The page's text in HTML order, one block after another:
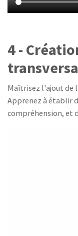
4 -
Maîtrisez l'ajout de
Apprenez à établir
compréhension, et